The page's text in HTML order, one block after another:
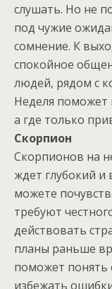
слушать. Но не
под чужие
сомнение. К
спокойное
людей, рядом с
Неделя поможет
а где только
Скорпион
Скорпионов на
ждет глубокий
можете
требуют
действовать
планы раньше
поможет
избежать